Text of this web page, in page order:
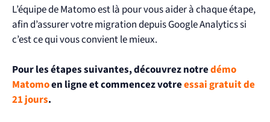
L’équipe de Matomo est là pour vous aider à chaque étape,
afin d’assurer votre migration depuis Google Analytics si
c’est ce qui vous convient le mieux.
Pour les étapes suivantes, découvrez notredémo
Matomoen ligne et commencez votreessai gratuit de
21 jours.